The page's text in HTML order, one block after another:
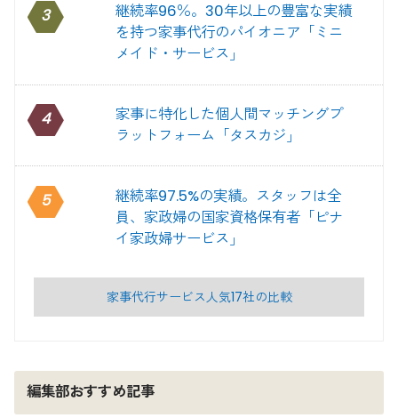
3
継続率96％。30年以上の豊富な実績
を持つ家事代行のパイオニア「ミニ
メイド・サービス」
4
家事に特化した個人間マッチングプ
ラットフォーム「タスカジ」
5
継続率97.5%の実績。スタッフは全
員、家政婦の国家資格保有者「ピナ
イ家政婦サービス」
家事代行サービス人気17社の比較
編集部おすすめ記事